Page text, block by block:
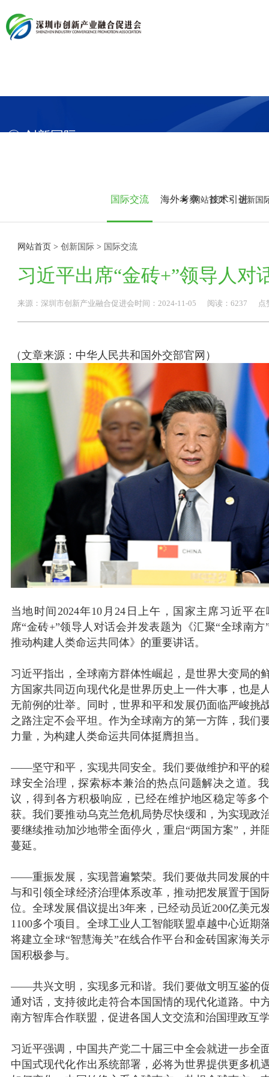
关于产融会
产融会架构
产融会章程
党建引领
会员新闻
会员简介
产业资讯
资讯头条
创新国际
国际交流
海外考察
技术引进
专委会
联系信息
加入我们
◎ 创新国际 SERIES
网站首页 创新国
国际交流 海外考察 技术引进
网站首页 >创新国际 > 国际交流
习近平出席“金砖+”领导人对话会并发
来源：深圳市创新产业融合促进会时间：2024-11-05 阅读：6237 点
（文章来源：中华人民共和国外交部官网）
当地时间2024年10月24日上午，国家主席习近平
席“金砖+”领导人对话会并发表题为《汇聚“全球南
推动构建人类命运共同体》的重要讲话。
习近平指出，全球南方群体性崛起，是世界大变局的
方国家共同迈向现代化是世界历史上一件大事，也是
无前例的壮举。同时，世界和平和发展仍面临严峻挑
之路注定不会平坦。作为全球南方的第一方阵，我们
力量，为构建人类命运共同体挺膺担当。
——坚守和平，实现共同安全。我们要做维护和平的
球安全治理，探索标本兼治的热点问题解决之道。
议，得到各方积极响应，已经在维护地区稳定等多
获。我们要推动乌克兰危机局势尽快缓和，为实现政
要继续推动加沙地带全面停火，重启“两国方案”，并
蔓延。
——重振发展，实现普遍繁荣。我们要做共同发展的
与和引领全球经济治理体系改革，推动把发展置于国
位。全球发展倡议提出3年来，已经动员近200亿美元
1100多个项目。全球工业人工智能联盟卓越中心近期
将建立全球“智慧海关”在线合作平台和金砖国家海关
国积极参与。
——共兴文明，实现多元和谐。我们要做文明互鉴的
通对话，支持彼此走符合本国国情的现代化道路。中
南方智库合作联盟，促进各国人文交流和治国理政互
习近平强调，中国共产党二十届三中全会就进一步全
中国式现代化作出系统部署，必将为世界提供更多机